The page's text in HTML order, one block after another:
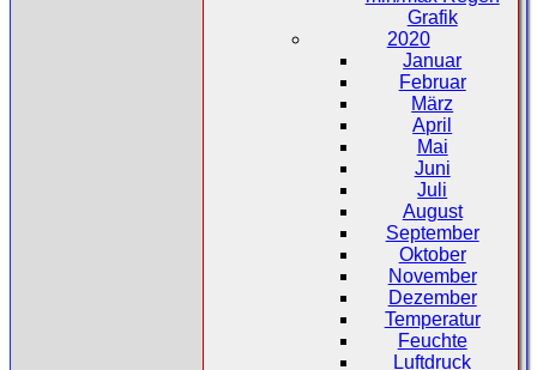
Grafik
2020
Januar
Februar
März
April
Mai
Juni
Juli
August
September
Oktober
November
Dezember
Temperatur
Feuchte
Luftdruck